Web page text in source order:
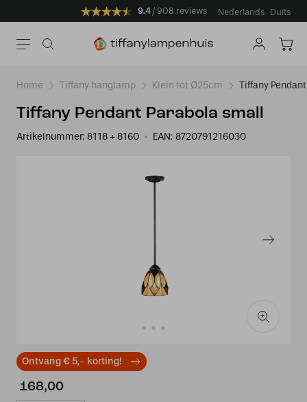
9.4 908 reviews Nederlands Duits
Home Tiffany hanglamp Klein tot Ø25cm Tiffany
Tiffany Pendant Parabola small
Artikelnummer: 8118 + 8160 EAN: 8720791216030
Ontvang € 5,- korting!
168,00